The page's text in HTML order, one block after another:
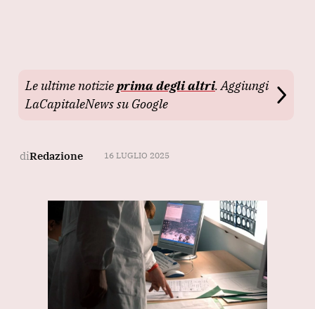
Le ultime notizieprima degli altri. Aggiungi
LaCapitaleNews su Google
diRedazione 16 LUGLIO 2025